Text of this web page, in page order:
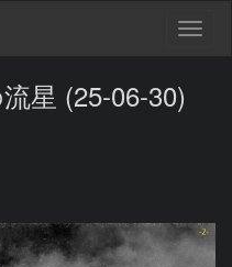
星 (25-06-30)